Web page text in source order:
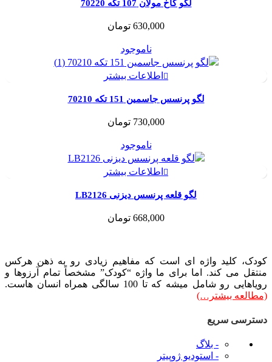
لگو کاخ مولان 107 تکه 70220
630,000 تومان
ناموجود
اطلاعات بیشتر
لگو پرنسس جاسمین 151 تکه 70210
730,000 تومان
ناموجود
اطلاعات بیشتر
لگو قلعه پرنسس دیزنی LB2126
668,000 تومان
کودک، کلید واژه ای است که مفاهیم زیادی رو به ذهن هرکس
منتقل می کند. اما برای ما واژه “کودک” مشخصاً تمام آرزوها و
رویاهایی رو شامل میشه که تا 100 سالگی همراه انسان هاست.
(مطالعه بیشتر…)
دسترسی سریع
- بلاگ
- استودیو ژوپیتر